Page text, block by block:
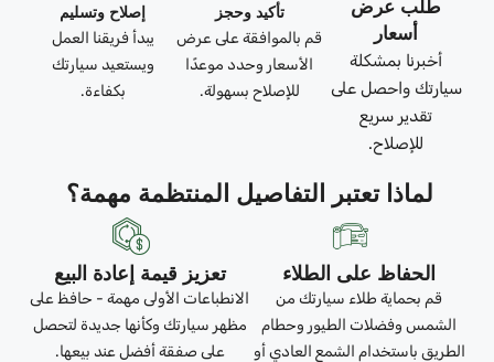
طلب عرض
أسعار
أخبرنا بمشكلة
سيارتك واحصل على
تقدير سريع
للإصلاح.
تأكيد وحجز
قم بالموافقة على عرض
الأسعار وحدد موعدًا
للإصلاح بسهولة.
إصلاح وتسليم
يبدأ فريقنا العمل
ويستعيد سيارتك
بكفاءة.
لماذا تعتبر التفاصيل المنتظمة مهمة؟
الحفاظ على الطلاء
قم بحماية طلاء سيارتك من
الشمس وفضلات الطيور وحطام
الطريق باستخدام الشمع العادي أو
تعزيز قيمة إعادة البيع
الانطباعات الأولى مهمة - حافظ على
مظهر سيارتك وكأنها جديدة لتحصل
على صفقة أفضل عند بيعها.